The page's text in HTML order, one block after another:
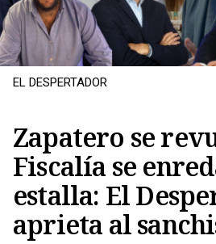
EL DESPERTADOR
Zapatero se
Fiscalía se
estalla: El
aprieta al
Copiar